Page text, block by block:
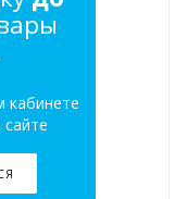
кабинете
сайте